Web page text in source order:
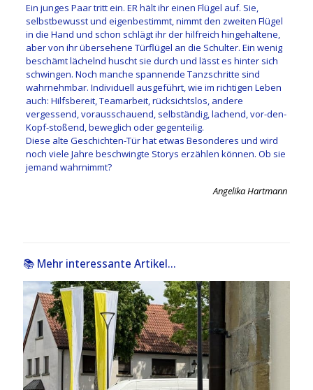
Ein junges Paar tritt ein. ER hält ihr einen Flügel auf. Sie,
selbstbewusst und eigenbestimmt, nimmt den zweiten Flügel
in die Hand und schon schlägt ihr der hilfreich hingehaltene,
aber von ihr übersehene Türflügel an die Schulter. Ein wenig
beschämt lächelnd huscht sie durch und lässt es hinter sich
schwingen. Noch manche spannende Tanzschritte sind
wahrnehmbar. Individuell ausgeführt, wie im richtigen Leben
auch: Hilfsbereit, Teamarbeit, rücksichtslos, andere
vergessend, vorausschauend, selbständig, lachend, vor-den-
Kopf-stoßend, beweglich oder gegenteilig.
Diese alte Geschichten-Tür hat etwas Besonderes und wird
noch viele Jahre beschwingte Storys erzählen können. Ob sie
jemand wahrnimmt?
Angelika Hartmann
📚 Mehr interessante Artikel...